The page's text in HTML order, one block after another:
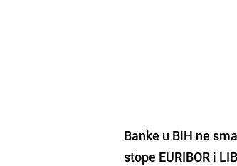
Banke u BiH ne
stope EURIBOR i